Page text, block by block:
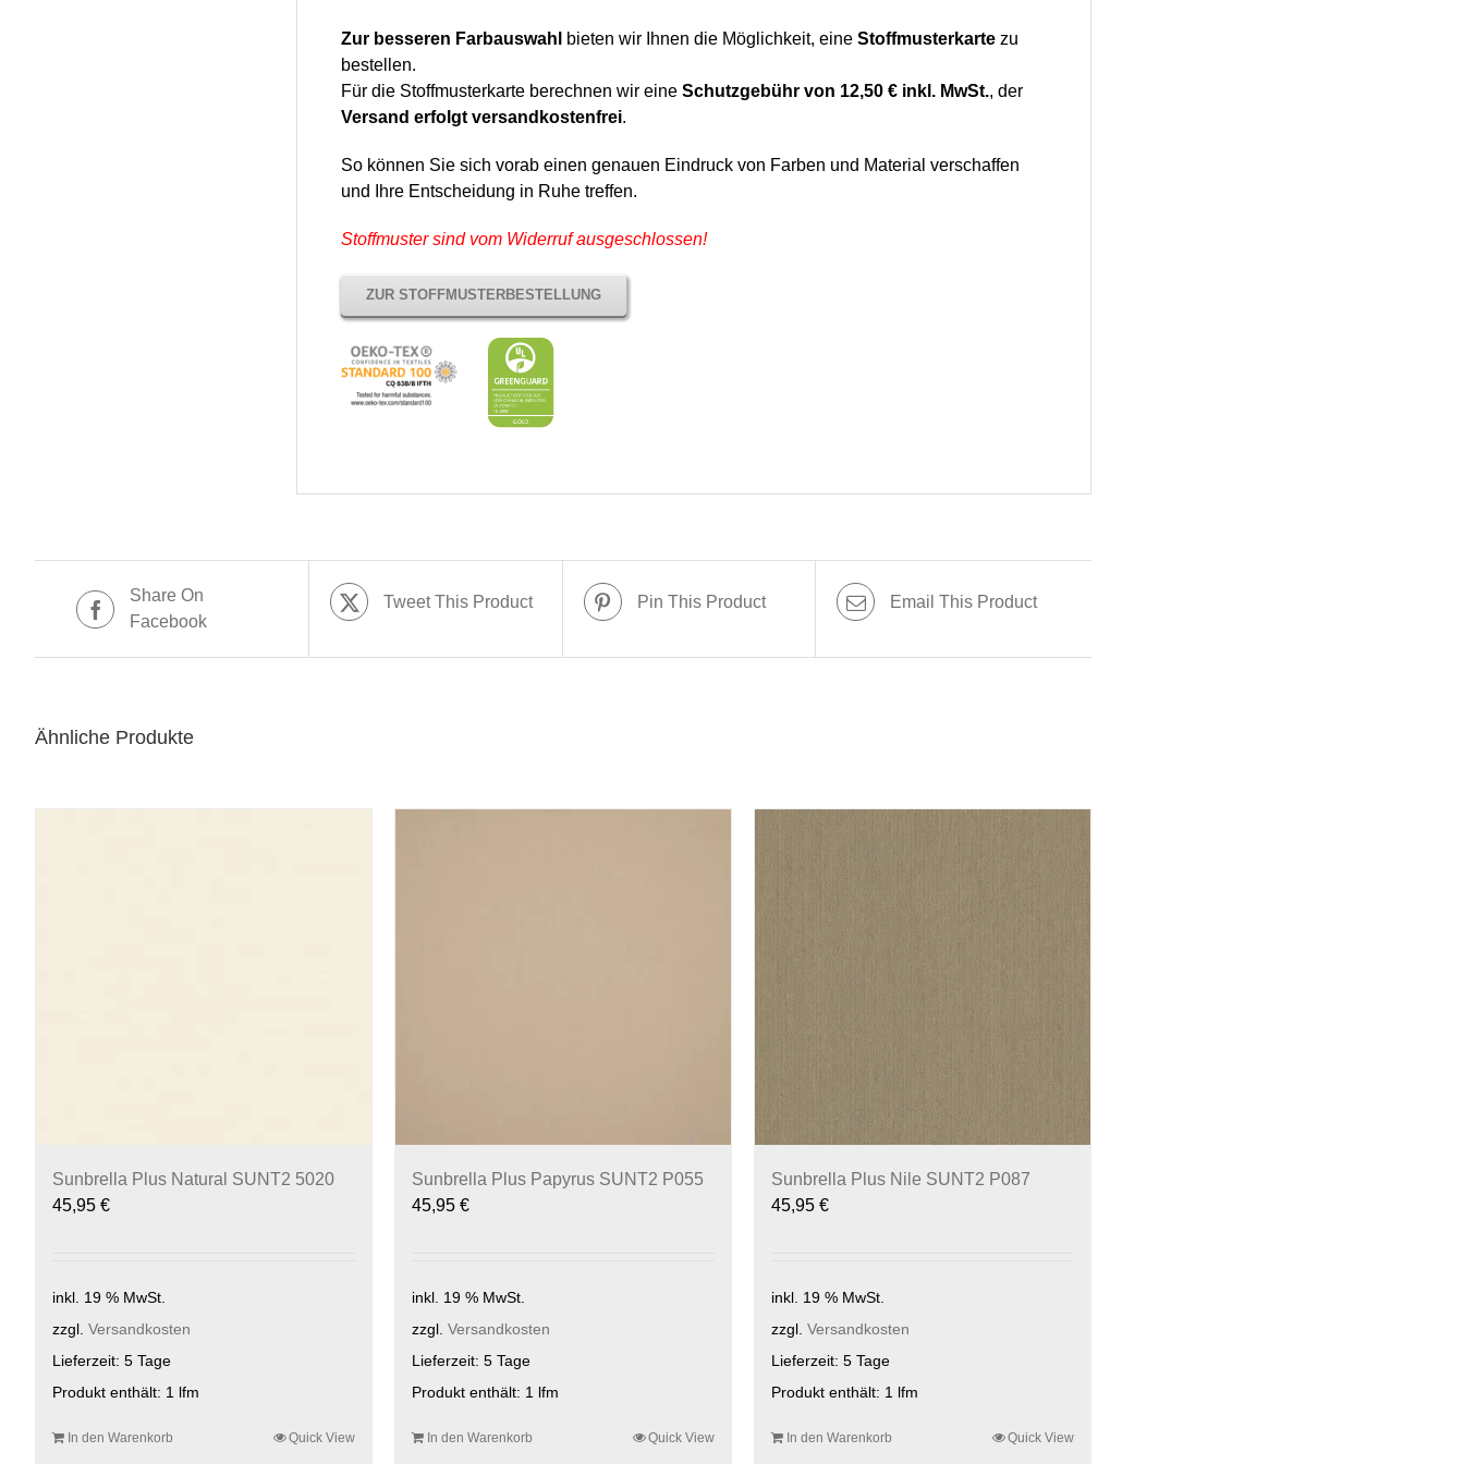
Zur besseren Farbauswahl bieten wir Ihnen die Möglichkeit, eine Stoffmusterkartezu
bestellen.
Für die Stoffmusterkarte berechnen wir eine Schutzgebühr von 12,50 € inkl. MwSt., der
Versand erfolgt versandkostenfrei.
So können Sie sich vorab einen genauen Eindruck von Farben und Material verschaffen
und Ihre Entscheidung in Ruhe treffen.
Stoffmuster sind vom Widerruf ausgeschlossen!
ZUR STOFFMUSTERBESTELLUNG
Share On
Facebook
Tweet This Product Pin This Product Email This Product
Ähnliche Produkte
Sunbrella Plus Natural SUNT2 5020
45,95 €
inkl. 19 % MwSt.
zzgl. Versandkosten
Lieferzeit: 5 Tage
Produkt enthält: 1 lfm
In den Warenkorb Quick View
Sunbrella Plus Papyrus SUNT2 P055
45,95 €
inkl. 19 % MwSt.
zzgl. Versandkosten
Lieferzeit: 5 Tage
Produkt enthält: 1 lfm
In den Warenkorb Quick View
Sunbrella Plus Nile SUNT2 P087
45,95 €
inkl. 19 % MwSt.
zzgl. Versandkosten
Lieferzeit: 5 Tage
Produkt enthält: 1 lfm
In den Warenkorb Quick View